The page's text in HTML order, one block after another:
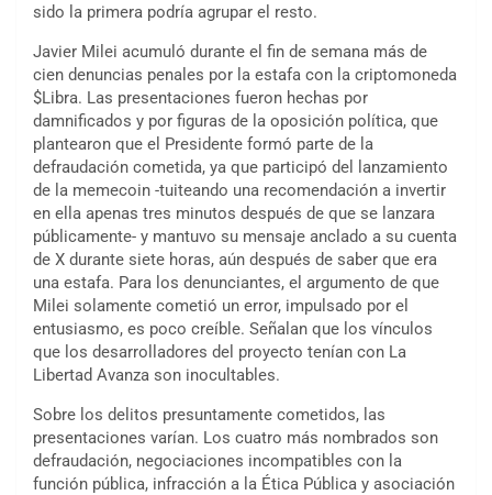
sido la primera podría agrupar el resto.
Javier Milei acumuló durante el fin de semana más de
cien denuncias penales por la estafa con la criptomoneda
$Libra. Las presentaciones fueron hechas por
damnificados y por figuras de la oposición política, que
plantearon que el Presidente formó parte de la
defraudación cometida, ya que participó del lanzamiento
de la memecoin -tuiteando una recomendación a invertir
en ella apenas tres minutos después de que se lanzara
públicamente- y mantuvo su mensaje anclado a su cuenta
de X durante siete horas, aún después de saber que era
una estafa. Para los denunciantes, el argumento de que
Milei solamente cometió un error, impulsado por el
entusiasmo, es poco creíble. Señalan que los vínculos
que los desarrolladores del proyecto tenían con La
Libertad Avanza son inocultables.
Sobre los delitos presuntamente cometidos, las
presentaciones varían. Los cuatro más nombrados son
defraudación, negociaciones incompatibles con la
función pública, infracción a la Ética Pública y asociación